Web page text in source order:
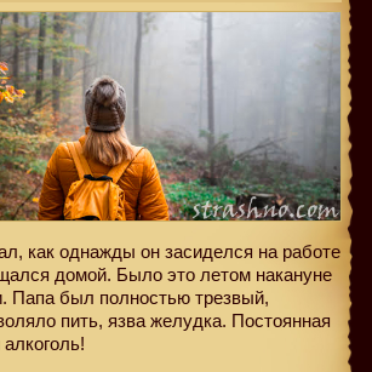
как однажды он засиделся на работе
домой. Было это летом накануне
Папа был полностью трезвый,
пить, язва желудка. Постоянная